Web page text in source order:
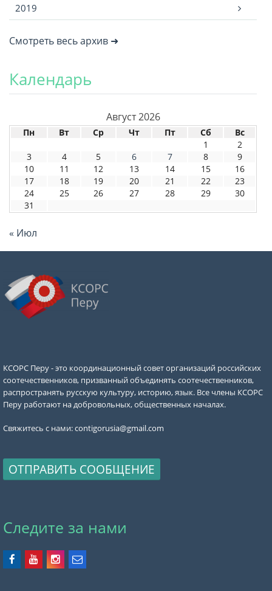
2019
Смотреть весь архив ➜
Календарь
Август 2026
Пн Вт Ср Чт Пт Сб
Вс
1
2
3
4 5 6 7 8
9
10
11 12 13 14 15
16
17
18 19 20 21 22
23
24
25 26 27 28 29
30
31
« Июл
КСОРС Перу - это координационный совет организаций российских
соотечественников, призванный объединять соотечественников,
распространять русскую культуру, историю, язык. Все члены КСОРС
Перу работают на добровольных, общественных началах.
Свяжитесь с нами:contigorusia@gmail.com
ОТПРАВИТЬ СООБЩЕНИЕ
Следите за нами